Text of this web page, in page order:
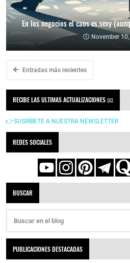
En los negocios el caos es sexy
November
Entradas más recientes
RECIBE LAS ULTIMAS ACTUALIZACIONES 📧
👉SUSRÍBETE A NUESTRA NEWSLETTER
REDES SOCIALES
BUSCAR
PUBLICACIONES DESTACADAS